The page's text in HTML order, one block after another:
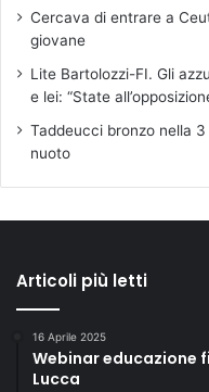
Cercava di entrare a
giovane
Lite Bartolozzi-FI. Gli
e lei: “State
Taddeucci bronzo nella
nuoto
Articoli più letti
16 Aprile 2025
Webinar educazione
Lucca